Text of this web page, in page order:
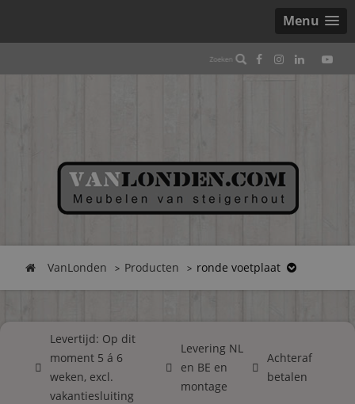
Menu
VanLonden Producten ronde voetplaat
Levertijd: Op dit
moment 5 á 6
weken, excl.
vakantiesluiting
Levering NL
en BE en
montage
Achteraf
betalen